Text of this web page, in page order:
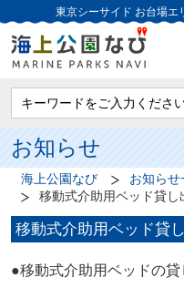
東京シーサイド お台場エ
お知らせ
海上公園なび お知らせ
移動式介助用ベッド貸し
移動式介助用ベッド貸
●移動式介助用ベッドの貸